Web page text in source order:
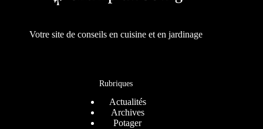
Votre site de conseils en cuisine et en jardinage
Rubriques
Actualités
Archives
Potager